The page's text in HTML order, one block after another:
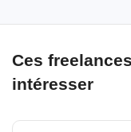
Ces
intéresser